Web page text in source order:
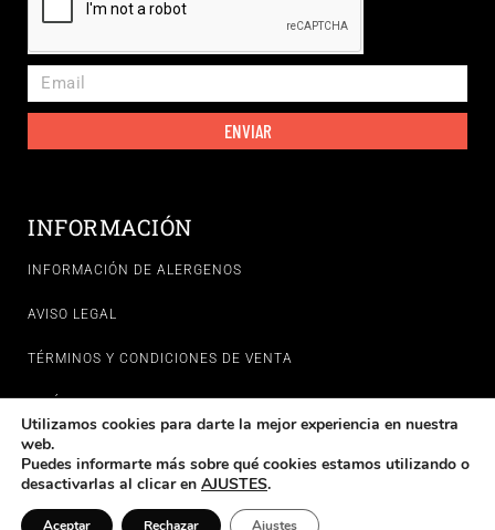
ENVIAR
INFORMACIÓN
INFORMACIÓN DE ALERGENOS
AVISO LEGAL
TÉRMINOS Y CONDICIONES DE VENTA
POLÍTICAS DE PRIVACIDAD
POLÍTICA DE COOKIES
¡Tienda on-line cerrada! Volveremos a tomar pedidos en
37 Horas 6 Minutos
Utilizamos cookies para darte la mejor experiencia en nuestra
web.
Puedes informarte más sobre qué cookies estamos utilizando o
desactivarlas al clicar en AJUSTES.
Aceptar Rechazar Ajustes